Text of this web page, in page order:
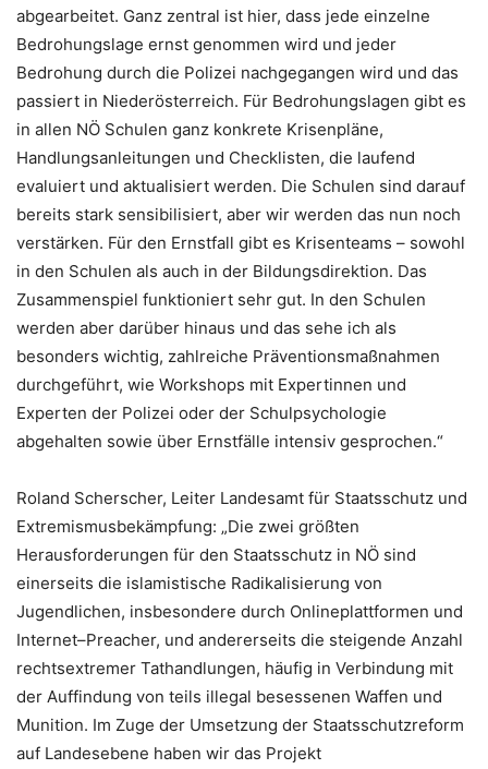
abgearbeitet. Ganz zentral ist hier, dass jede einzelne
Bedrohungslage ernst genommen wird und jeder
Bedrohung durch die Polizei nachgegangen wird und das
passiert in Niederösterreich. Für Bedrohungslagen gibt es
in allen NÖ Schulen ganz konkrete Krisenpläne,
Handlungsanleitungen und Checklisten, die laufend
evaluiert und aktualisiert werden. Die Schulen sind darauf
bereits stark sensibilisiert, aber wir werden das nun noch
verstärken. Für den Ernstfall gibt es Krisenteams – sowohl
in den Schulen als auch in der Bildungsdirektion. Das
Zusammenspiel funktioniert sehr gut. In den Schulen
werden aber darüber hinaus und das sehe ich als
besonders wichtig, zahlreiche Präventionsmaßnahmen
durchgeführt, wie Workshops mit Expertinnen und
Experten der Polizei oder der Schulpsychologie
abgehalten sowie über Ernstfälle intensiv gesprochen.“
Roland Scherscher, Leiter Landesamt für Staatsschutz und
Extremismusbekämpfung: „Die zwei größten
Herausforderungen für den Staatsschutz in NÖ sind
einerseits die islamistische Radikalisierung von
Jugendlichen, insbesondere durch Onlineplattformen und
Internet–Preacher, und andererseits die steigende Anzahl
rechtsextremer Tathandlungen, häufig in Verbindung mit
der Auffindung von teils illegal besessenen Waffen und
Munition. Im Zuge der Umsetzung der Staatsschutzreform
auf Landesebene haben wir das Projekt